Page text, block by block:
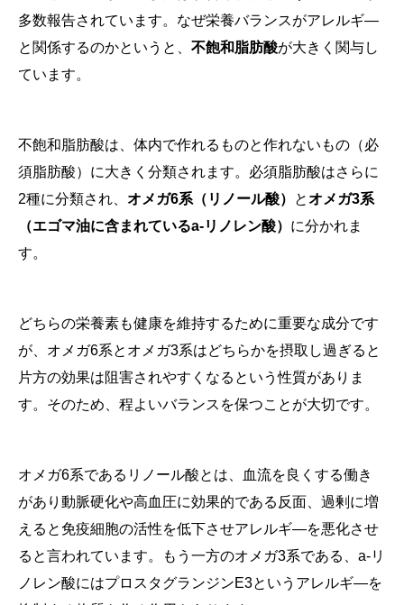
多数報告されています。なぜ栄養バランスがアレルギ—
と関係するのかというと、 不飽和脂肪酸が大きく関与し
ています。
不飽和脂肪酸は、体内で作れるものと作れないもの（必
須脂肪酸）に大きく分類されます。必須脂肪酸はさらに
2種に分類され、 オメガ6系（リノール酸） とオメガ3系
（エゴマ油に含まれているa-リノレン酸） に分かれま
す。
どちらの栄養素も健康を維持するために重要な成分です
が、オメガ6系とオメガ3系はどちらかを摂取し過ぎると
片方の効果は阻害されやすくなるという性質がありま
す。そのため、程よいバランスを保つことが大切です。
オメガ6系であるリノール酸とは、血流を良くする働き
があり動脈硬化や高血圧に効果的である反面、過剰に増
えると免疫細胞の活性を低下させアレルギ—を悪化させ
ると言われています。もう一方のオメガ3系である、a-リ
ノレン酸にはプロスタグランジンE3というアレルギ—を